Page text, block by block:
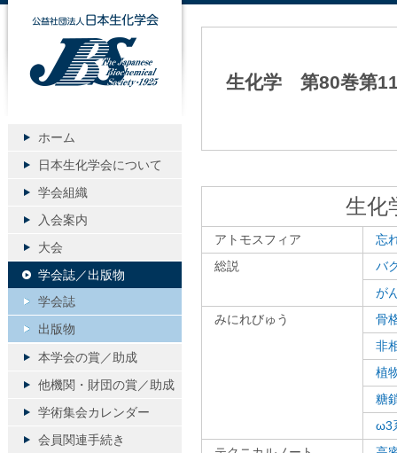
生化学 第80巻第
生化
アトモスフィア
忘
総説
バ
が
みにれびゅう
骨
非
植
糖
ω3
公益社団法人日本生化学会
ホーム
日本生化学会について
学会組織
入会案内
大会
学会誌／出版物
学会誌
出版物
本学会の賞／助成
他機関・財団の賞／助成
学術集会カレンダー
会員関連手続き